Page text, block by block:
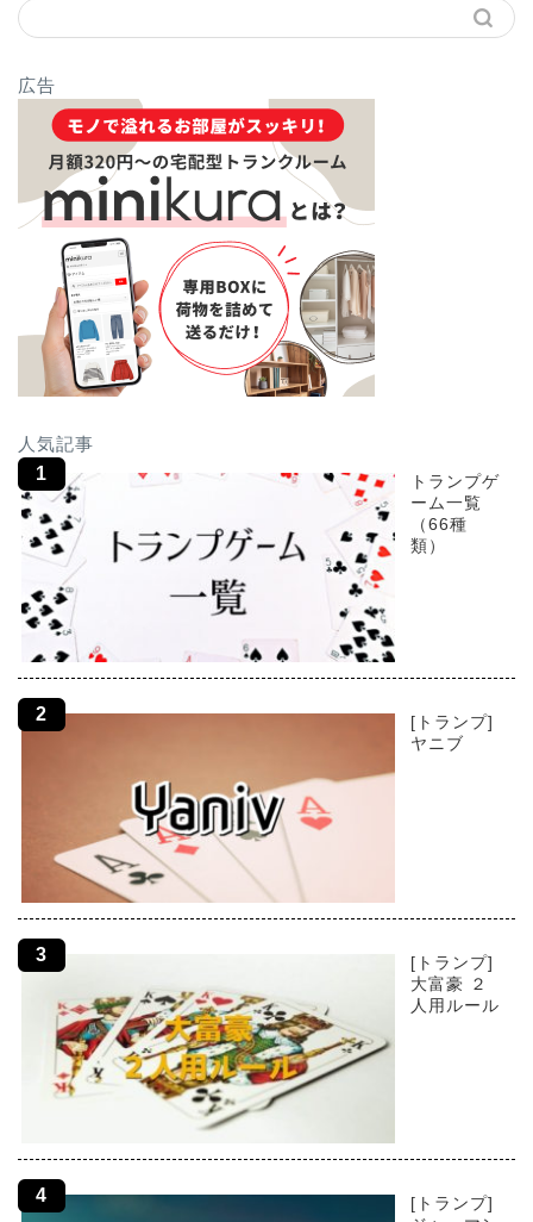
広告
人気記事
トランプゲ
ーム一覧
（66種
類）
[トランプ]
ヤニブ
[トランプ]
大富豪 ２
人用ルール
[トランプ]